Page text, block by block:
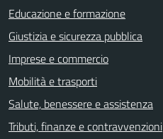
Educazione e formazione
Giustizia e sicurezza pubblica
Imprese e commercio
Mobilità e trasporti
Salute, benessere e assistenza
Tributi, finanze e contravvenzioni